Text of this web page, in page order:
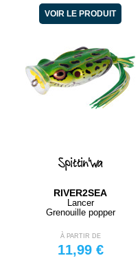
VOIR LE PRODUIT
Spittin'wa
RIVER2SEA
Lancer
Grenouille popper
À PARTIR DE
11,99 €